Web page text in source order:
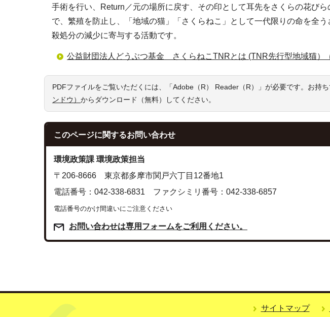
手術を行い、Return／元の場所に戻す、その印として耳先をさくらの花び
で、繁殖を防止し、「地域の猫」「さくらねこ」として一代限りの命を全う
殺処分の減少に寄与する活動です。
公益財団法人どうぶつ基金 さくらねこTNRとは (TNR先行型地域猫）
PDFファイルをご覧いただくには、「Adobe（R） Reader（R）」が必要です。お持
ンドウ） からダウンロード（無料）してください。
このページに関するお問い合わせ
環境政策課 環境政策担当
〒206-8666 東京都多摩市関戸六丁目12番地1
電話番号：042-338-6831 ファクシミリ番号：042-338-6857
電話番号のかけ間違いにご注意ください
お問い合わせは専用フォームをご利用ください。
サイトマップ